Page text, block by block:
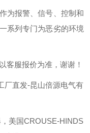
作为报警、信号、控制和
系列专门为恶劣的环境
客服报价为准，谢谢！
厂直发-昆山倍源电气有
美国CROUSE-HINDS